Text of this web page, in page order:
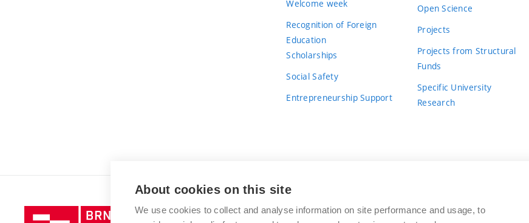
Welcome week
Recognition of Foreign
Education
Scholarships
Social Safety
Entrepreneurship Support
Open Science
Projects
Projects from Structural
Funds
Specific University
Research
Brno
BRNO UNIVERSITY OF TECHNOLOGY
About cookies on this site
We use cookies to collect and analyse information on site performance and usage, to